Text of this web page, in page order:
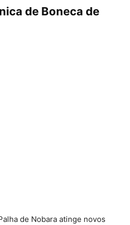
de Boneca de
de Nobara atinge novos